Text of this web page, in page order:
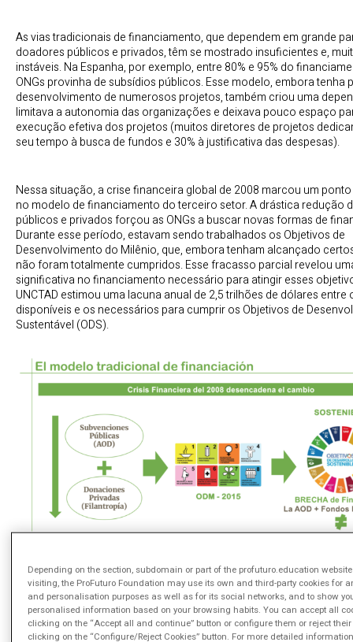
As vias tradicionais de financiamento, que dependem em grande
doadores públicos e privados, têm se mostrado insuficientes e,
instáveis. Na Espanha, por exemplo, entre 80% e 95% do
ONGs provinha de subsídios públicos. Esse modelo, embora tenha
desenvolvimento de numerosos projetos, também criou uma
limitava a autonomia das organizações e deixava pouco espaço
execução efetiva dos projetos (muitos diretores de projetos
seu tempo à busca de fundos e 30% à justificativa das despesas).
Nessa situação, a crise financeira global de 2008 marcou um
no modelo de financiamento do terceiro setor. A drástica redução
públicos e privados forçou as ONGs a buscar novas formas de
Durante esse período, estavam sendo trabalhados os Objetivos de
Desenvolvimento do Milênio, que, embora tenham alcançado
não foram totalmente cumpridos. Esse fracasso parcial revelou
significativa no financiamento necessário para atingir esses
UNCTAD estimou uma lacuna anual de 2,5 trilhões de dólares entre
disponíveis e os necessários para cumprir os Objetivos de
Sustentável (ODS).
Fuente: Arianne Martín.
A solução para essa lacuna de financiamento envolveu uma
Depending on the section, subdomain or part of the profuturo.education
visiting, the ProFuturo Foundation may use its own and third-party cookies for
and personalisation purposes as well as for its social networks, and to show
personalised information based on your browsing habits. You can accept all
clicking on the “Accept all and continue” button or configure them or reject
clicking on the “Configure/Reject Cookies” button. For more detailed